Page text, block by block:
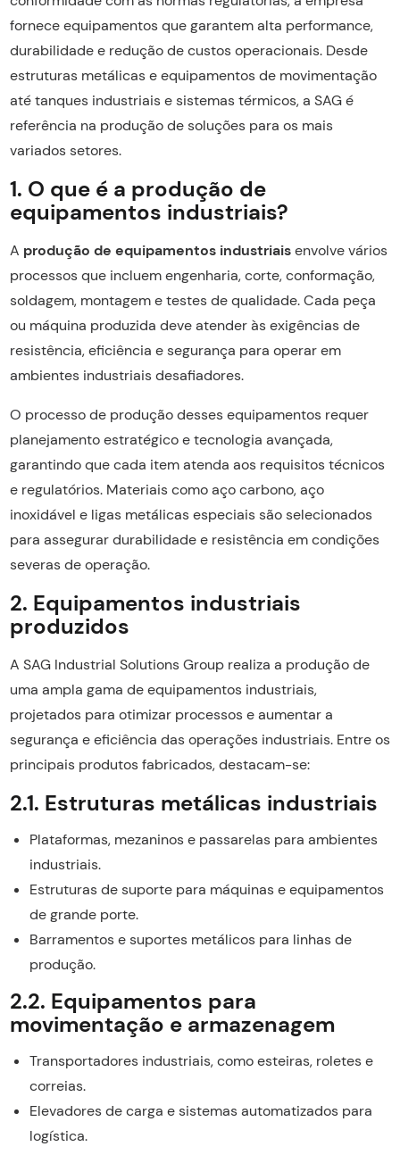
fornece equipamentos que garantem alta performance,
durabilidade e redução de custos operacionais. Desde
estruturas metálicas e equipamentos de movimentação
até tanques industriais e sistemas térmicos, a SAG é
referência na produção de soluções para os mais
variados setores.
1. O que é a produção de
equipamentos industriais?
A produção de equipamentos industriaisenvolve vários
processos que incluem engenharia, corte, conformação,
soldagem, montagem e testes de qualidade. Cada peça
ou máquina produzida deve atender às exigências de
resistência, eficiência e segurança para operar em
ambientes industriais desafiadores.
O processo de produção desses equipamentos requer
planejamento estratégico e tecnologia avançada,
garantindo que cada item atenda aos requisitos técnicos
e regulatórios. Materiais como aço carbono, aço
inoxidável e ligas metálicas especiais são selecionados
para assegurar durabilidade e resistência em condições
severas de operação.
2. Equipamentos industriais
produzidos
A SAG Industrial Solutions Group realiza a produção de
uma ampla gama de equipamentos industriais,
projetados para otimizar processos e aumentar a
segurança e eficiência das operações industriais. Entre os
principais produtos fabricados, destacam-se:
2.1. Estruturas metálicas industriais
Plataformas, mezaninos e passarelas para ambientes
industriais.
Estruturas de suporte para máquinas e equipamentos
de grande porte.
Barramentos e suportes metálicos para linhas de
produção.
2.2. Equipamentos para
movimentação e armazenagem
Transportadores industriais, como esteiras, roletes e
correias.
Elevadores de carga e sistemas automatizados para
logística.